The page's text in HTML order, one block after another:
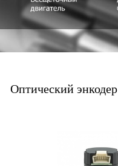
Оптический энкодер